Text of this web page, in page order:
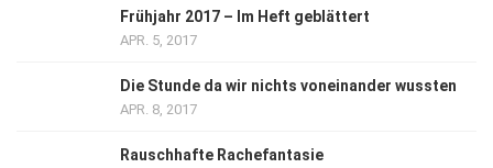
Frühjahr 2017 – Im Heft geblättert
APR. 5, 2017
Die Stunde da wir nichts voneinander wussten
APR. 8, 2017
Rauschhafte Rachefantasie